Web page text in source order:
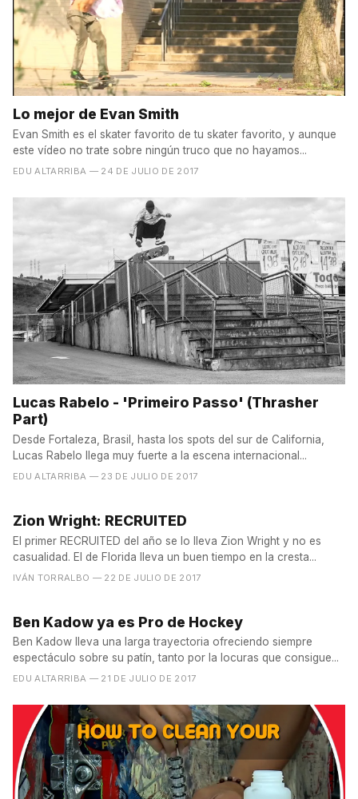
Lo mejor de Evan Smith
Evan Smith es el skater favorito de tu skater favorito, y aunque
este vídeo no trate sobre ningún truco que no hayamos...
EDU ALTARRIBA — 24 DE JULIO DE 2017
Lucas Rabelo - 'Primeiro Passo' (Thrasher
Part)
Desde Fortaleza, Brasil, hasta los spots del sur de California,
Lucas Rabelo llega muy fuerte a la escena internacional...
EDU ALTARRIBA — 23 DE JULIO DE 2017
Zion Wright: RECRUITED
El primer RECRUITED del año se lo lleva Zion Wright y no es
casualidad. El de Florida lleva un buen tiempo en la cresta...
IVÁN TORRALBO — 22 DE JULIO DE 2017
Ben Kadow ya es Pro de Hockey
Ben Kadow lleva una larga trayectoria ofreciendo siempre
espectáculo sobre su patín, tanto por la locuras que consigue...
EDU ALTARRIBA — 21 DE JULIO DE 2017